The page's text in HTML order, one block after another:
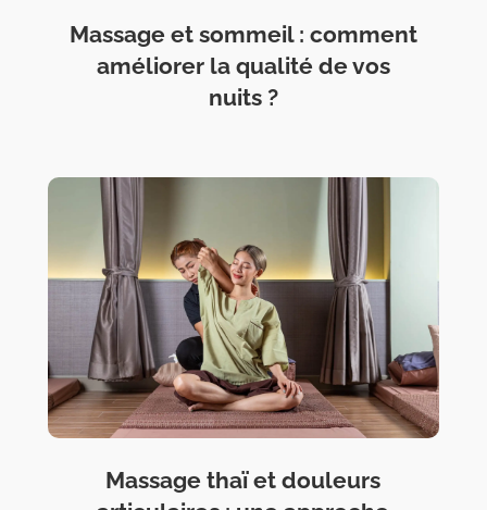
Massage et sommeil : comment
améliorer la qualité de vos
nuits ?
Massage thaï et douleurs